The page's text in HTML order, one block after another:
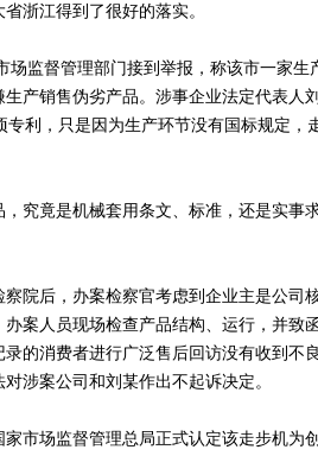
浙江得到了很好的落实。
监督管理部门接到举报，称该市一家生
产销售伪劣产品。涉事企业法定代表人
专利，只是因为生产环节没有国标规定，
竟是机械套用条文、标准，还是实事
后，办案检察官考虑到企业主是公司
案人员现场检查产品结构、运行，并致
的消费者进行广泛售后回访没有收到不
涉案公司和刘某作出不起诉决定。
场监督管理总局正式认定该走步机为